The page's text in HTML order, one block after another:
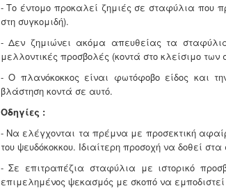
- Το έντομο προκαλεί ζημιές σε σταφύλια που
στη συγκομιδή).
- Δεν ζημιώνει ακόμα απευθείας τα
μελλοντικές προσβολές (κοντά στο κλείσιμο
- Ο πλανόκοκκος είναι φωτόφοβο είδος και
βλάστηση κοντά σε αυτό.
Οδηγίες :
- Να ελέγχονται τα πρέμνα με προσεκτική
του ψευδόκοκκου. Ιδιαίτερη προσοχή να δοθεί
- Σε επιτραπέζια σταφύλια με ιστορικό
επιμελημένος ψεκασμός με σκοπό να